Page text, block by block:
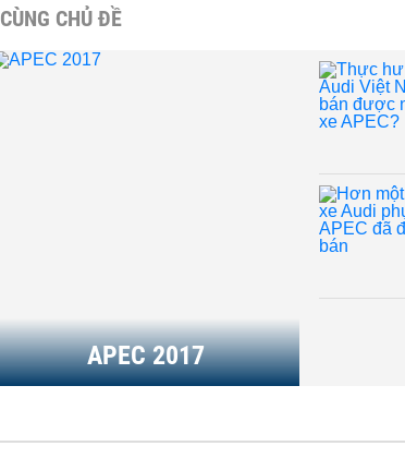
CÙNG CHỦ ĐỀ
APEC 2017
Thực hư việc Audi Việt
bán được nửa lô xe
11:31 | 02/12/2017
Hơn một nửa xe Audi
vụ APEC đã được bán
13:27 | 16/11/2017